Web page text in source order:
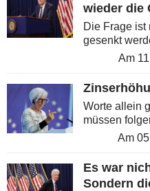
wieder die
Die Frage ist
gesenkt
wiederAm
Worte allein
müssen
Am
Es war
Sondern